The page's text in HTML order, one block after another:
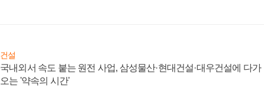
건설
국내외서 속도 붙는 원전 사업, 삼성물산·현대건설·대우건설에 다가
오는 '약속의 시간'